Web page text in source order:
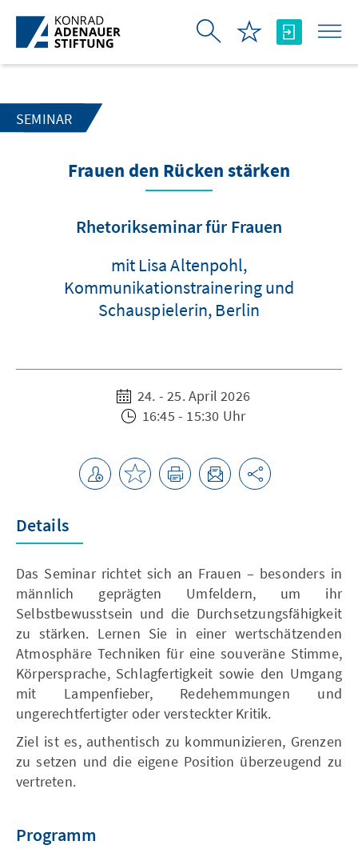
Zum Hauptinhalt springen
SEMINAR
Frauen den Rücken stärken
Rhetorikseminar für Frauen
mit Lisa Altenpohl,
Kommunikationstrainering und
Schauspielerin, Berlin
24. - 25. April 2026
16:45 - 15:30 Uhr
Details
Das Seminar richtet sich an Frauen – besonders in
männlich geprägten Umfeldern, um ihr
Selbstbewusstsein und die Durchsetzungsfähigkeit
zu stärken. Lernen Sie in einer wertschätzenden
Atmosphäre Techniken für eine souveräne Stimme,
Körpersprache, Schlagfertigkeit sowie den Umgang
mit Lampenfieber, Redehemmungen und
ungerechtfertigter oder versteckter Kritik.
Ziel ist es, authentisch zu kommunizieren, Grenzen
zu setzen und die eigene Position überzeugend zu
vertreten.
Programm